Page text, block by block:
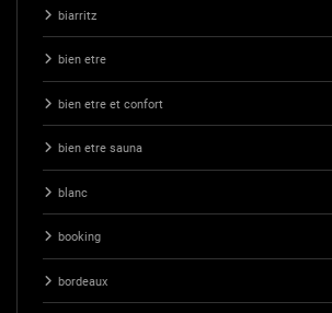
biarritz
bien etre
bien etre et confort
bien etre sauna
blanc
booking
bordeaux